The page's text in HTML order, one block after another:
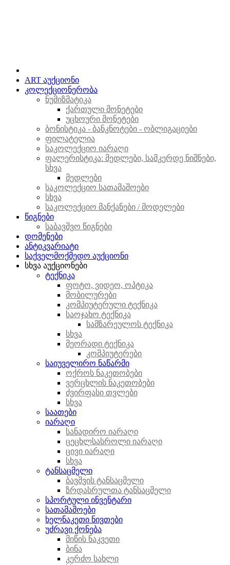
ART აუქციონი
კოლექციონერობა
ნუმიზმატიკა
ქართული მონეტები
უცხოური მონეტები
ბონისტიკა - ბანკნოტები - ობლიგაციები
ფილატელია
საკოლექციო იარაღი
ფალერისტიკა: მედლები, სამკერდე ნიშნები,
სხვა
მედლები
საკოლექციო სათამაშოები
სხვა
საკოლექციო მანქანები / მოდელები
წიგნები
საბავშვო წიგნები
დომენები
ანტიკვარიატი
საქველმოქმედო აუქციონი
სხვა აუქციონები
ტექნიკა
ფოტო, ვიდეო, ოპტიკა
მობილურები
კომპიუტერული ტექნიკა
საოჯახო ტექნიკა
სამზარეულოს ტექნიკა
სხვა
მეორადი ტექნიკა
კომპიუტერები
საიუველირო ნაწარმი
ოქროს ნაკეთობები
ვერცხლის ნაკეთობები
ძვირფასი თვლები
სხვა
საათები
იარაღი
სანადირო იარაღი
ცეცხლსასროლი იარაღი
ცივი იარაღი
სხვა
ტანსაცმელი
ბავშვის ტანსაცმელი
ზრდასრულთა ტანსაცმელი
სპორტული ინვენტარი
სათამაშოები
ხელნაკეთი ნივთები
უძრავი ქონება
მიწის ნაკვეთი
ბინა
კერძო სახლი